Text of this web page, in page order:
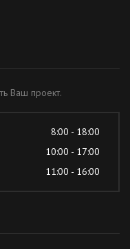
Ваш проект.
8:00 - 18:00
10:00 - 17:00
11:00 - 16:00